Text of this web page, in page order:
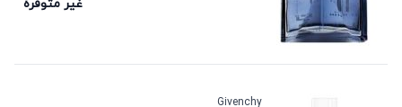
غير متوفرة
Givenchy